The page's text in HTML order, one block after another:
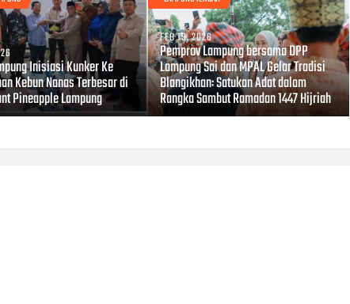
Inisiasi Kunker Ke
Kebun Nanas Terbesar di
Pineapple Lampung
FEB 19, 2026
Pemprov Lampung bersama DPP
Lampung Sai dan MPAL Gelar Tradisi
Blangikhan: Satukan Adat dalam
Rangka Sambut Ramadan 1447 Hijriah